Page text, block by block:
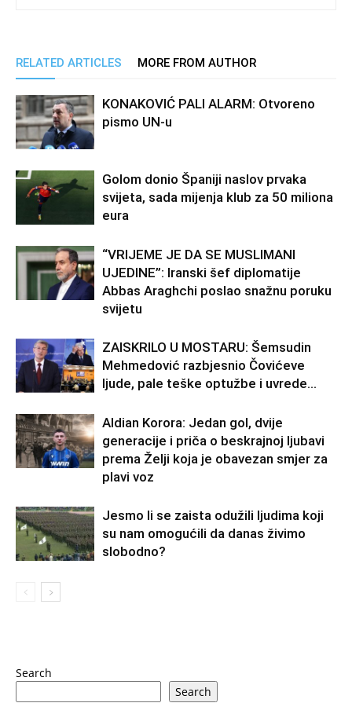
RELATED ARTICLES MORE FROM AUTHOR
KONAKOVIĆ PALI ALARM: Otvoreno
pismo UN-u
Golom donio Španiji naslov prvaka
svijeta, sada mijenja klub za 50 miliona
eura
“VRIJEME JE DA SE MUSLIMANI
UJEDINE”: Iranski šef diplomatije
Abbas Araghchi poslao snažnu poruku
svijetu
ZAISKRILO U MOSTARU: Šemsudin
Mehmedović razbjesnio Čovićeve
ljude, pale teške optužbe i uvrede…
Aldian Korora: Jedan gol, dvije
generacije i priča o beskrajnoj ljubavi
prema Želji koja je obavezan smjer za
plavi voz
Jesmo li se zaista odužili ljudima koji
su nam omogućili da danas živimo
slobodno?
Search
Search